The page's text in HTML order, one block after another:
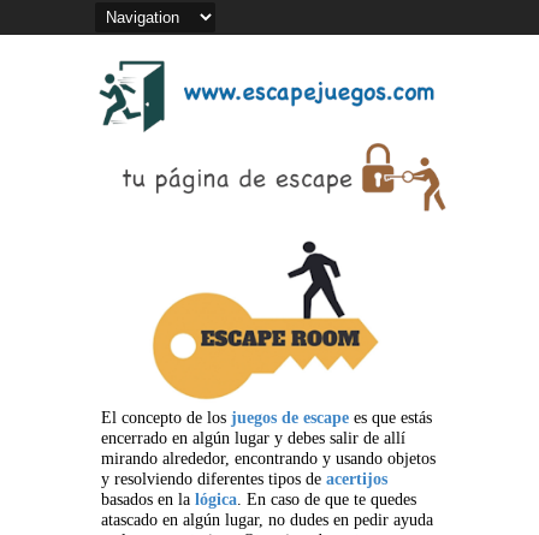
El concepto de los juegos de escape es que estás
encerrado en algún lugar y debes salir de allí
mirando alrededor, encontrando y usando objetos
y resolviendo diferentes tipos de acertijos
basados en la lógica. En caso de que te quedes
atascado en algún lugar, no dudes en pedir ayuda